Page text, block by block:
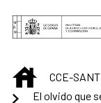
Saut au contenu
INICIO
CCE-
El olvido que